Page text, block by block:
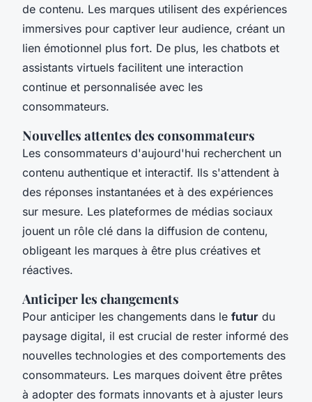
de contenu. Les marques utilisent des expériences
immersives pour captiver leur audience, créant un
lien émotionnel plus fort. De plus, les chatbots et
assistants virtuels facilitent une interaction
continue et personnalisée avec les
consommateurs.
Nouvelles attentes des consommateurs
Les consommateurs d'aujourd'hui recherchent un
contenu authentique et interactif. Ils s'attendent à
des réponses instantanées et à des expériences
sur mesure. Les plateformes de médias sociaux
jouent un rôle clé dans la diffusion de contenu,
obligeant les marques à être plus créatives et
réactives.
Anticiper les changements
Pour anticiper les changements dans le futur du
paysage digital, il est crucial de rester informé des
nouvelles technologies et des comportements des
consommateurs. Les marques doivent être prêtes
à adopter des formats innovants et à ajuster leurs